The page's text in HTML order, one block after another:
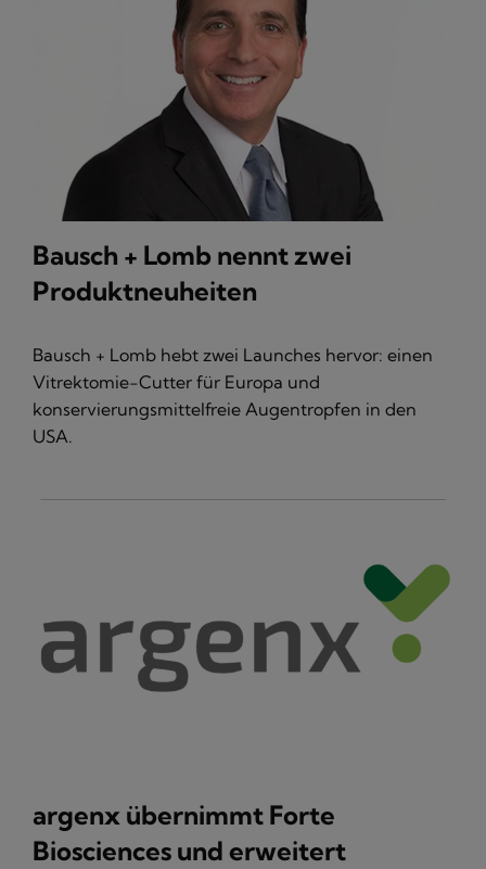
Bausch + Lomb nennt zwei
Produktneuheiten
Bausch + Lomb hebt zwei Launches hervor: einen
Vitrektomie-Cutter für Europa und
konservierungsmittelfreie Augentropfen in den
USA.
argenx übernimmt Forte
Biosciences und erweitert